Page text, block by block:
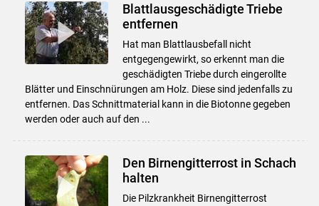
Blattlausgeschädigte Triebe
entfernen
Hat man Blattlausbefall nicht
entgegengewirkt, so erkennt man die
geschädigten Triebe durch eingerollte
Blätter und Einschnürungen am Holz. Diese sind jedenfalls zu
entfernen. Das Schnittmaterial kann in die Biotonne gegeben
werden oder auch auf den ...
Den Birnengitterrost in Schach
halten
Die Pilzkrankheit Birnengitterrost